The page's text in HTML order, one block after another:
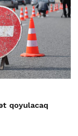
qoyulacaq